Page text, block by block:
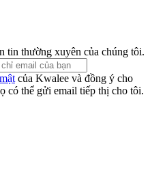
tin thường xuyên của chúng tôi.
của Kwalee và đồng ý cho
có thể gửi email tiếp thị cho tôi.